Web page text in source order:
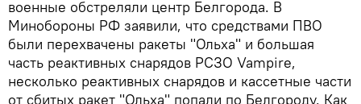
военные обстреляли центр Белгорода. В
Минобороны РФ заявили, что средствами ПВО
были перехвачены ракеты "Ольха" и большая
часть реактивных снарядов РСЗО Vampire,
несколько реактивных снарядов и кассетные части
от сбитых ракет "Ольха" попали по Белгороду. Как